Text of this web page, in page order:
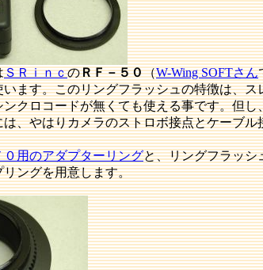
ＳＲｉｎｃのＲＦ－５０（W-Wing SOFTさん
ます。このリングフラッシュの特徴は、ス
クロコードが無くても使える事です。但し
、やはりカメラのストロボ接点とケーブル
０用のアダプターリングと、リングフラッシ
ングを用意します。